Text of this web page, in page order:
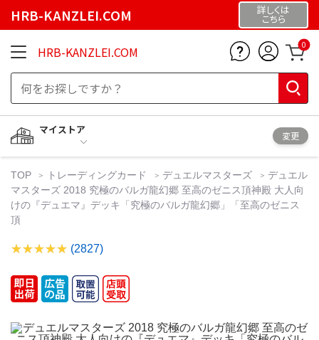
HRB-KANZLEI.COM 詳しくは
こちら
HRB-KANZLEI.COM 0
マイストア
変更
TOP トレーディングカード デュエルマスターズ
デュエル
マスターズ 2018 究極のバルガ龍幻郷 至高のゼニス頂神殿 大人向
けの『デュエマ』デッキ「究極のバルガ龍幻郷」「至高のゼニス
頂
(2827)